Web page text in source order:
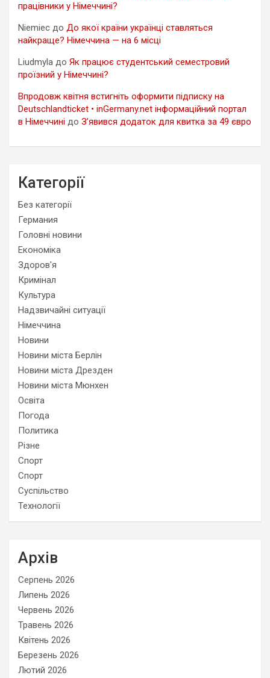
працівники у Німеччині?
Niemiec до До якої країни українці ставляться
найкраще? Німеччина — на 6 місці
Liudmyla до Як працює студентський семестровий
проїзний у Німеччині?
Впродовж квітня встигніть оформити підписку на
Deutschlandticket • inGermany.net інформаційний портал
в Німеччині до З’явився додаток для квитка за 49 євро
Категорії
Без категорії
Германия
Головні новини
Економіка
Здоров'я
Кримінал
Культура
Надзвичайні ситуації
Німеччина
Новини
Новини міста Берлін
Новини міста Дрезден
Новини міста Мюнхен
Освіта
Погода
Политика
Різне
Спорт
Спорт
Суспільство
Технології
Архів
Серпень 2026
Липень 2026
Червень 2026
Травень 2026
Квітень 2026
Березень 2026
Лютий 2026